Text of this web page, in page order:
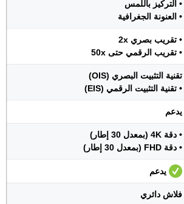
• التركيز باللمس
• العنونة الجغرافية
• تقريب بصري 2x
• تقريب الرقمي حتى 50x
تقنية التثبيت البصري (OIS)
• تقنية التثبيت الرقمي (EIS)
يدعم
• دقة 4K (بمعدل 30 إطار)
• دقة FHD (بمعدل 30 إطار)
يدعم
فلاش دائري